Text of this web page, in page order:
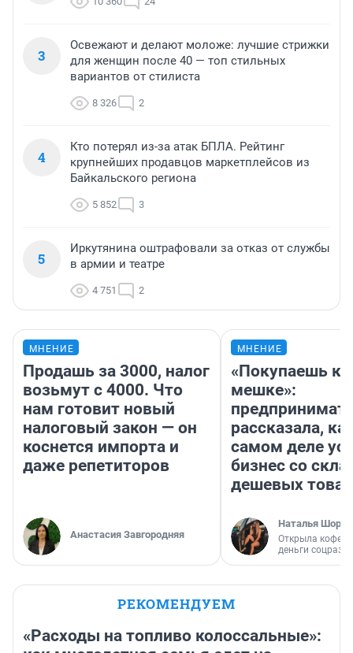
3
Освежают и делают моложе: лучшие стрижки
для женщин после 40 — топ стильных
вариантов от стилиста
8 326 2
4
Кто потерял из-за атак БПЛА. Рейтинг
крупнейших продавцов маркетплейсов из
Байкальского региона
5 852 3
5
Иркутянина оштрафовали за отказ от службы
в армии и театре
4 751 2
МНЕНИЕ
Продашь за 3000, налог
возьмут с 4000. Что
нам готовит новый
налоговый закон — он
коснется импорта и
даже репетиторов
Анастасия Завгородняя
МНЕНИЕ
«Покупаешь
мешке»:
рассказала,
самом деле
бизнес со
дешевых
Наталья
Открыла
деньги
РЕКОМЕНДУЕМ
«Расходы на топливо колоссальные»: